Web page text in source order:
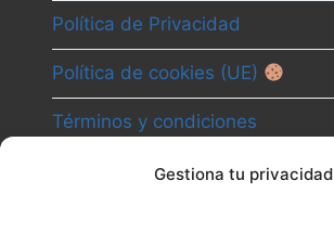
Gestiona tu privacidad
Política de Privacidad
Política de cookies (UE)
Términos y condiciones